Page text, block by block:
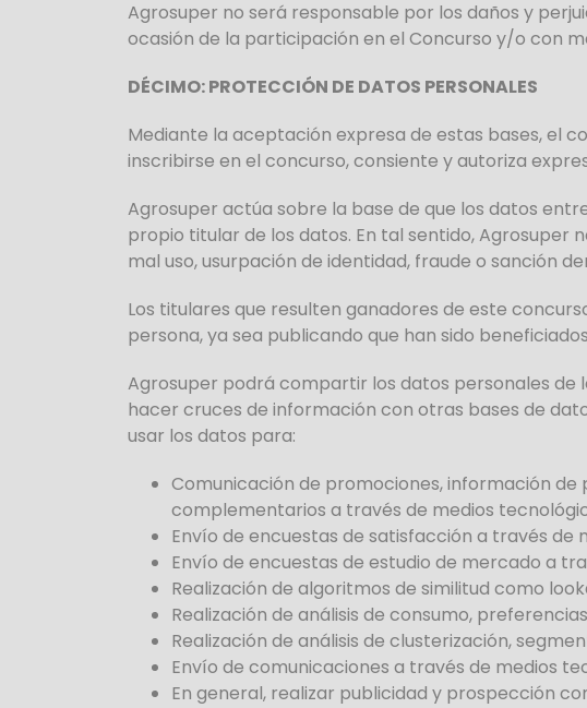
Agrosuper no será responsable por los daños y
ocasión de la participación en el Concurso y/o con
DÉCIMO: PROTECCIÓN DE DATOS PERSONALES
Mediante la aceptación expresa de estas bases, el
inscribirse en el concurso, consiente y autoriza
Agrosuper actúa sobre la base de que los datos
propio titular de los datos. En tal sentido, Agrosuper
mal uso, usurpación de identidad, fraude o sanción
Los titulares que resulten ganadores de este
persona, ya sea publicando que han sido
Agrosuper podrá compartir los datos personales
hacer cruces de información con otras bases de
usar los datos para:
Comunicación de promociones, información
complementarios a través de medios
Envío de encuestas de satisfacción a través de
Envío de encuestas de estudio de mercado a
Realización de algoritmos de similitud como
Realización de análisis de consumo,
Realización de análisis de clusterización,
Envío de comunicaciones a través de medios
En general, realizar publicidad y prospección